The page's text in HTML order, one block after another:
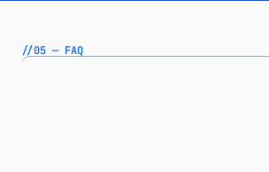
//05 — FAQ